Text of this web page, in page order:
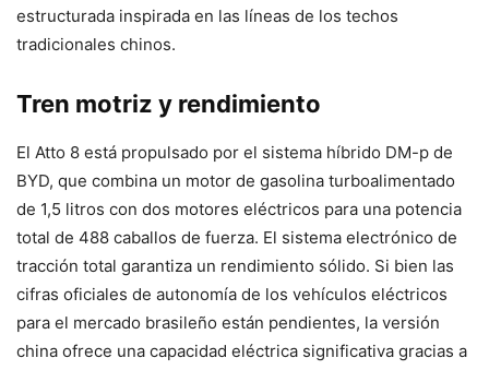
estructurada inspirada en las líneas de los techos
tradicionales chinos.
Tren motriz y rendimiento
El Atto 8 está propulsado por el sistema híbrido DM-p de
BYD, que combina un motor de gasolina turboalimentado
de 1,5 litros con dos motores eléctricos para una potencia
total de 488 caballos de fuerza. El sistema electrónico de
tracción total garantiza un rendimiento sólido. Si bien las
cifras oficiales de autonomía de los vehículos eléctricos
para el mercado brasileño están pendientes, la versión
china ofrece una capacidad eléctrica significativa gracias a